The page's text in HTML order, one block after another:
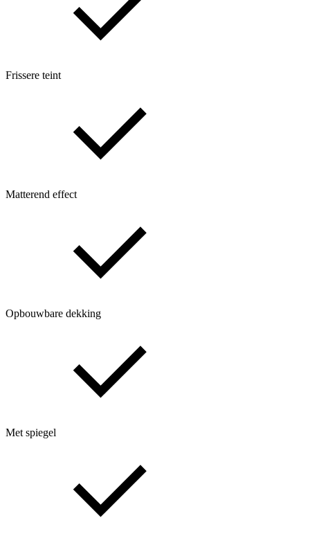
Frissere teint
Matterend effect
Opbouwbare dekking
Met spiegel